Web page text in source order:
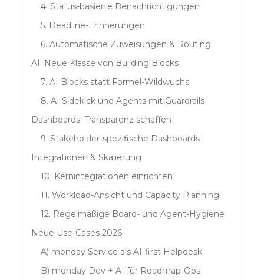
4. Status-basierte Benachrichtigungen
5. Deadline-Erinnerungen
6. Automatische Zuweisungen & Routing
AI: Neue Klasse von Building Blocks
7. AI Blocks statt Formel-Wildwuchs
8. AI Sidekick und Agents mit Guardrails
Dashboards: Transparenz schaffen
9. Stakeholder-spezifische Dashboards
Integrationen & Skalierung
10. Kernintegrationen einrichten
11. Workload-Ansicht und Capacity Planning
12. Regelmäßige Board- und Agent-Hygiene
Neue Use-Cases 2026
A) monday Service als AI-first Helpdesk
B) monday Dev + AI für Roadmap-Ops